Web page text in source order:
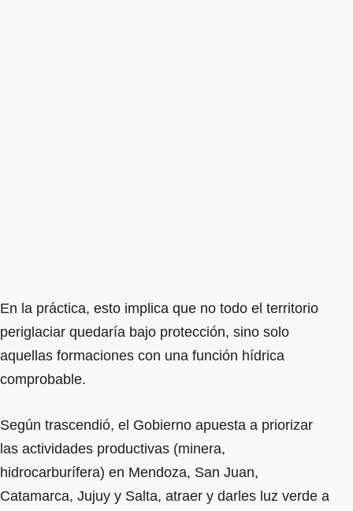
En la práctica, esto implica que no todo el territorio
periglaciar quedaría bajo protección, sino solo
aquellas formaciones con una función hídrica
comprobable.
Según trascendió, el Gobierno apuesta a priorizar
las actividades productivas (minera,
hidrocarburífera) en Mendoza, San Juan,
Catamarca, Jujuy y Salta, atraer y darles luz verde a